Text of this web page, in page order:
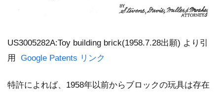
US3005282A:Toy building brick(1958.7.28出願) より引
用 Google Patents リンク
特許によれば、1958年以前からブロックの玩具は存在